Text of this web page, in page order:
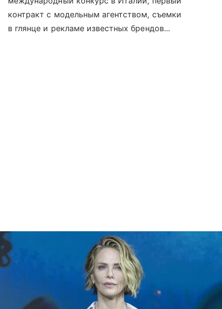
контракт с модельным агентством, съемки
в глянце и рекламе известных брендов...